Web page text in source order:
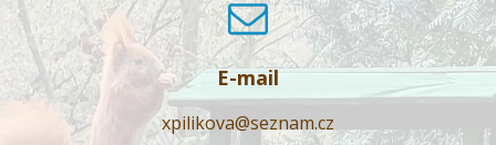
E-mail
xpilikova@seznam.cz